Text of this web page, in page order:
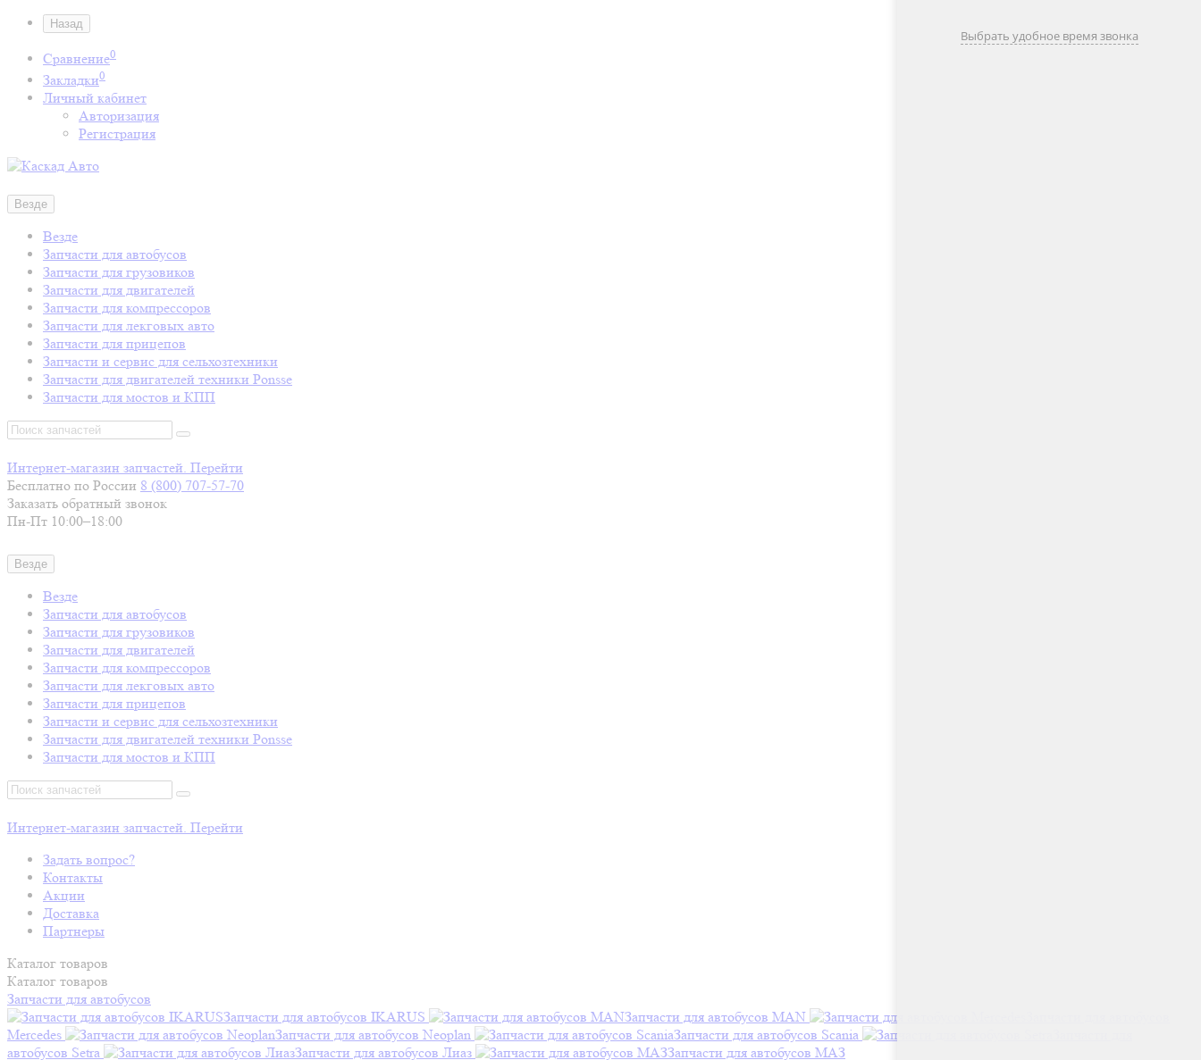
Назад
Сравнение0
Закладки0
Личный кабинет
Авторизация
Регистрация
Везде
Везде
Запчасти для автобусов
Запчасти для грузовиков
Запчасти для двигателей
Запчасти для компрессоров
Запчасти для лекговых авто
Запчасти для прицепов
Запчасти и сервис для сельхозтехники
Запчасти для двигателей техники Ponsse
Запчасти для мостов и КПП
Интернет-магазин запчастей. Перейти
Бесплатно по России 8 (800) 707-57-70
Заказать обратный звонок
Пн-Пт 10:00–18:00
Везде
Везде
Запчасти для автобусов
Запчасти для грузовиков
Запчасти для двигателей
Запчасти для компрессоров
Запчасти для лекговых авто
Запчасти для прицепов
Запчасти и сервис для сельхозтехники
Запчасти для двигателей техники Ponsse
Запчасти для мостов и КПП
Интернет-магазин запчастей. Перейти
Задать вопрос?
Контакты
Акции
Доставка
Партнеры
Каталог товаров
Каталог товаров
Запчасти для автобусов
Запчасти для автобусов IKARUS
Запчасти для автобусов MAN
Mercedes
Запчасти для автобусов Neoplan Запчасти для автобусов Scania
автобусов Setra
Запчасти для автобусов Лиаз Запчасти для автобусов МАЗ
Выбрать удобное время звонка